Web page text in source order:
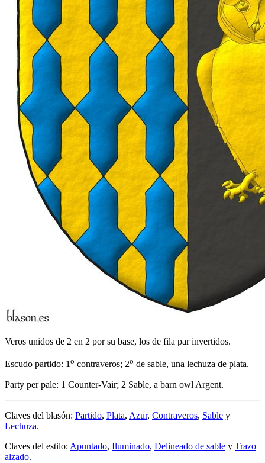
Veros unidos de 2 en 2 por su base, los de fila par invertidos.
Escudo partido: 1o contraveros; 2o de sable, una lechuza de plata.
Party per pale: 1 Counter-Vair; 2 Sable, a barn owl Argent.
Claves del blasón: Partido, Plata, Azur, Contraveros, Sable y
Lechuza.
Claves del estilo: Apuntado, Iluminado, Delineado de sable y Trazo
alzado.